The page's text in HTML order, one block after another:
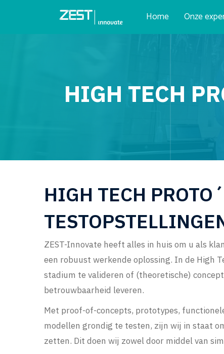
Home Onze
HIGH TECH
HIGH TECH
ZEST-Innovate heeft alles in huis om u als
een robuust werkende oplossing. In de High
stadium te valideren of (theoretische)
betrouwbaarheid leveren.
Met proof-of-concepts, prototypes,
modellen grondig te testen, zijn wij in staat
zetten. Dit doen wij zowel door middel van